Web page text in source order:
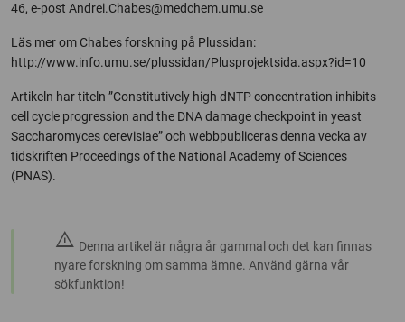
46, e-post Andrei.Chabes@medchem.umu.se
Läs mer om Chabes forskning på Plussidan:
http://www.info.umu.se/plussidan/Plusprojektsida.aspx?id=10
Artikeln har titeln ”Constitutively high dNTP concentration inhibits
cell cycle progression and the DNA damage checkpoint in yeast
Saccharomyces cerevisiae” och webbpubliceras denna vecka av
tidskriften Proceedings of the National Academy of Sciences
(PNAS).
warning Denna artikel är några år gammal och det kan finnas
nyare forskning om samma ämne. Använd gärna vår
sökfunktion!